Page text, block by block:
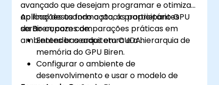
avançado que desejam programar e otimizar
aplicações usando o stack proprietário GPU
da Biren, com comparações práticas em
ambientes baseados em CUDA.
Ao final desta formação, os participantes
serão capazes de:
Entender a arquitetura e a hierarquia de
memória do GPU Biren.
Configurar o ambiente de
desenvolvimento e usar o modelo de